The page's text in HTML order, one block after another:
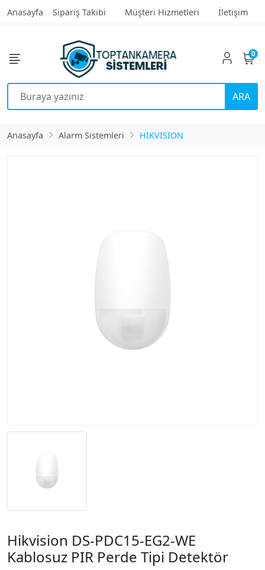
Anasayfa Sipariş Takibi Müşteri Hizmetleri İletişim
ARA
0
Anasayfa Alarm Sistemleri HIKVISION
Hikvision DS-PDC15-EG2-WE
Kablosuz PIR Perde Tipi Detektör